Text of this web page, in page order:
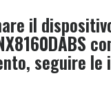
il
seguire le